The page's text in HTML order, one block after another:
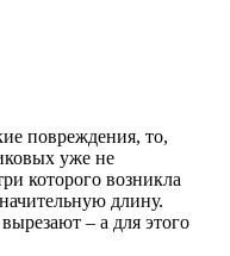
повреждения, то,
уже не
которого возникла
длину.
– а для этого